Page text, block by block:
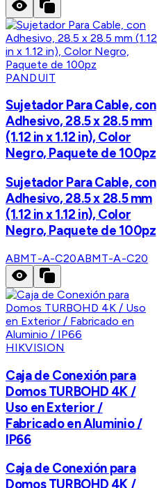
PANDUIT
Sujetador Para Cable, con
Adhesivo, 28.5 x 28.5 mm
(1.12 in x 1.12 in), Color
Negro, Paquete de 100pz
Sujetador Para Cable, con
Adhesivo, 28.5 x 28.5 mm
(1.12 in x 1.12 in), Color
Negro, Paquete de 100pz
ABMT-A-C20ABMT-A-C20
HIKVISION
Caja de Conexión para
Domos TURBOHD 4K /
Uso en Exterior /
Fabricado en Aluminio /
IP66
Caja de Conexión para
Domos TURBOHD 4K /